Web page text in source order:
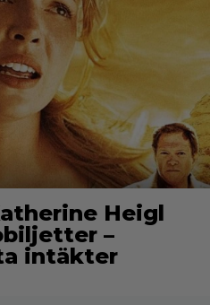
Heigl
–
intäkter